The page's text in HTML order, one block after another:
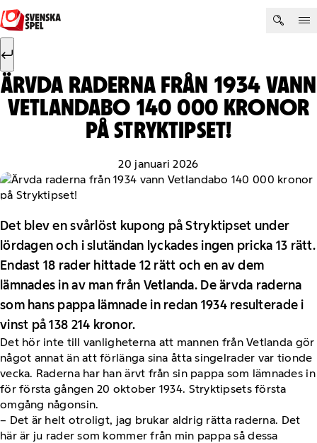
Hoppa till innehåll
Sök efter:
ÄRVDA RADERNA FRÅN 1934 VANN
VETLANDABO 140 000 KRONOR
PÅ STRYKTIPSET!
20 januari 2026
Det blev en svårlöst kupong på Stryktipset under
lördagen och i slutändan lyckades ingen pricka 13 rätt.
Endast 18 rader hittade 12 rätt och en av dem
lämnades in av man från Vetlanda. De ärvda raderna
som hans pappa lämnade in redan 1934 resulterade i
vinst på 138 214 kronor.
Det hör inte till vanligheterna att mannen från Vetlanda gör
något annat än att förlänga sina åtta singelrader var tionde
vecka. Raderna har han ärvt från sin pappa som lämnades in
för första gången 20 oktober 1934. Stryktipsets första
omgång någonsin.
– Det är helt otroligt, jag brukar aldrig rätta raderna. Det
här är ju rader som kommer från min pappa så dessa